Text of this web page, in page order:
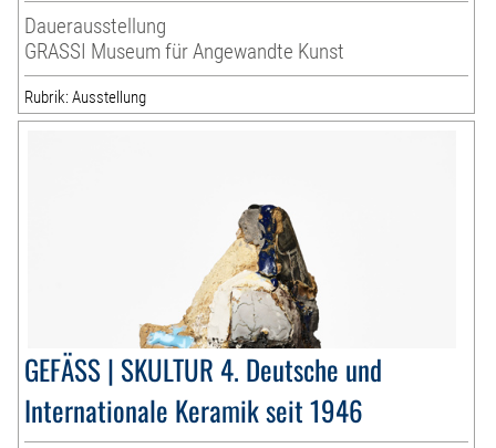
Dauerausstellung
GRASSI Museum für Angewandte Kunst
Rubrik: Ausstellung
GEFÄSS | SKULTUR 4. Deutsche und
Internationale Keramik seit 1946